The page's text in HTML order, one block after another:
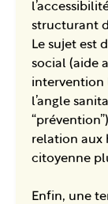
structurant
Le sujet est
social (aide
intervention
l’angle
relation aux
citoyenne
Enfin, une